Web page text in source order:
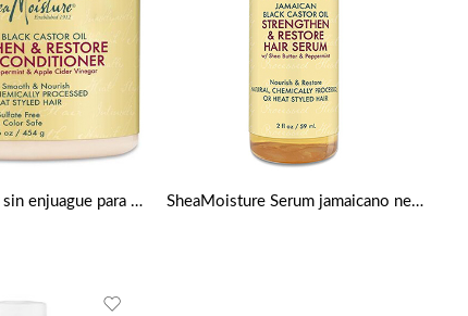
Acondicionador sin enjuague para fortalecer y restaurar la humedad de karité de Shea Moisture 16 oz SheaMoisture Serum jamaicano negro de ricino Fortalece, crece y restaura el cuero cabelludo, 2 onzas